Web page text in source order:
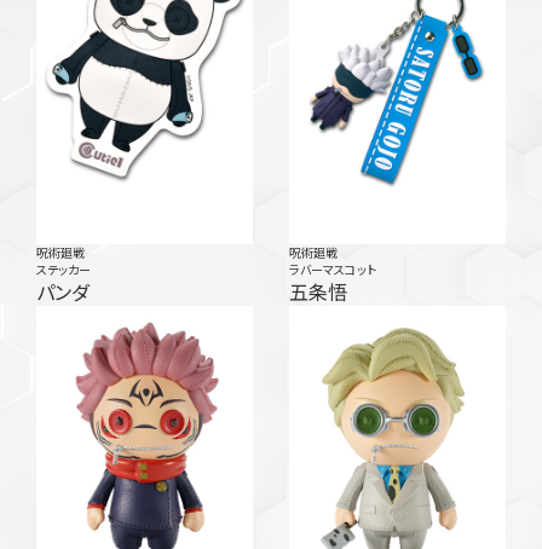
呪術廻戦
ステッカー
パンダ
呪術廻戦
ラバーマスコット
五条悟